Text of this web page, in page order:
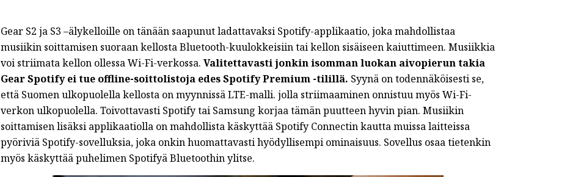
Gear S2 ja S3 –älykelloille on tänään saapunut ladattavaksi Spotify-applikaatio, joka mahdollistaa
musiikin soittamisen suoraan kellosta Bluetooth-kuulokkeisiin tai kellon sisäiseen kaiuttimeen. Musiikkia
voi striimata kellon ollessa Wi-Fi-verkossa. Valitettavasti jonkin isomman luokan aivopierun takia
Gear Spotify ei tue offline-soittolistoja edes Spotify Premium -tilillä. Syynä on todennäköisesti se,
että Suomen ulkopuolella kellosta on myynnissä LTE-malli. jolla striimaaminen onnistuu myös Wi-Fi-
verkon ulkopuolella. Toivottavasti Spotify tai Samsung korjaa tämän puutteen hyvin pian. Musiikin
soittamisen lisäksi applikaatiolla on mahdollista käskyttää Spotify Connectin kautta muissa laitteissa
pyöriviä Spotify-sovelluksia, joka onkin huomattavasti hyödyllisempi ominaisuus. Sovellus osaa tietenkin
myös käskyttää puhelimen Spotifyä Bluetoothin ylitse.